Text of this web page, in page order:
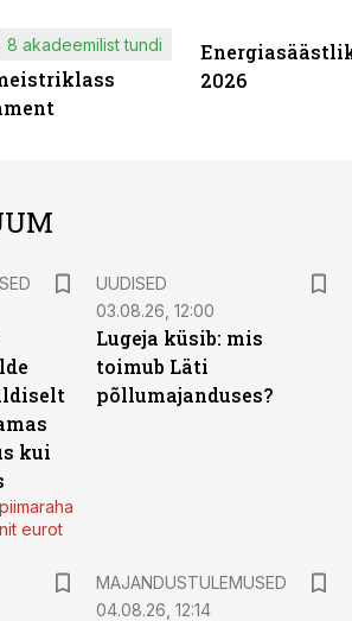
8 akadeemilist tundi
2026
kui
eurot
UUDISED
03.08.26, 12:00
Lugeja küsib: mis
toimub Läti
põllumajanduses?
MAJANDUSTULEMUSED
04.08.26, 12:14